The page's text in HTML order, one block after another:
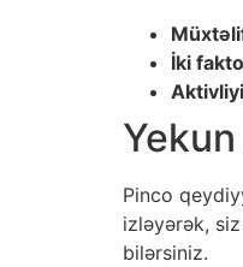
İki
Pinco
izləyərək,
bilərsiniz.